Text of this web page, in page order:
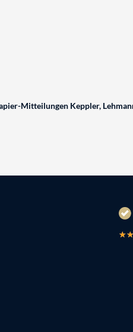
Mitteilungen Keppler,